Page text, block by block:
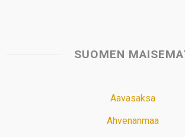
SUOMEN
Aavasaksa
Ahvenanmaa